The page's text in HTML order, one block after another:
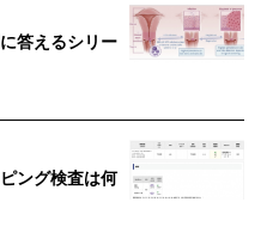
答えるシリー
ング検査は何